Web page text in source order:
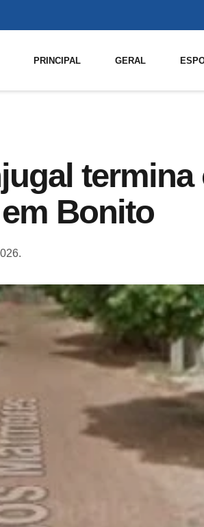
PRINCIPAL GERAL
Bonito